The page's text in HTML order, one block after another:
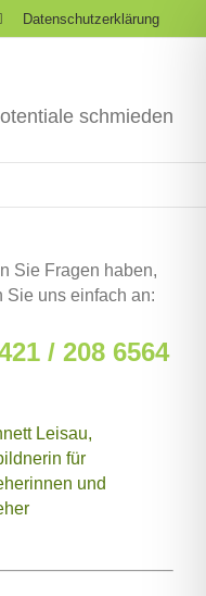
Datenschutzerklärung
schmieden
Sie Fragen haben,
Sie uns einfach an:
/ 208 6564